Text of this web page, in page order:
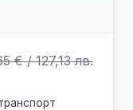
€ / 127,13 лв.